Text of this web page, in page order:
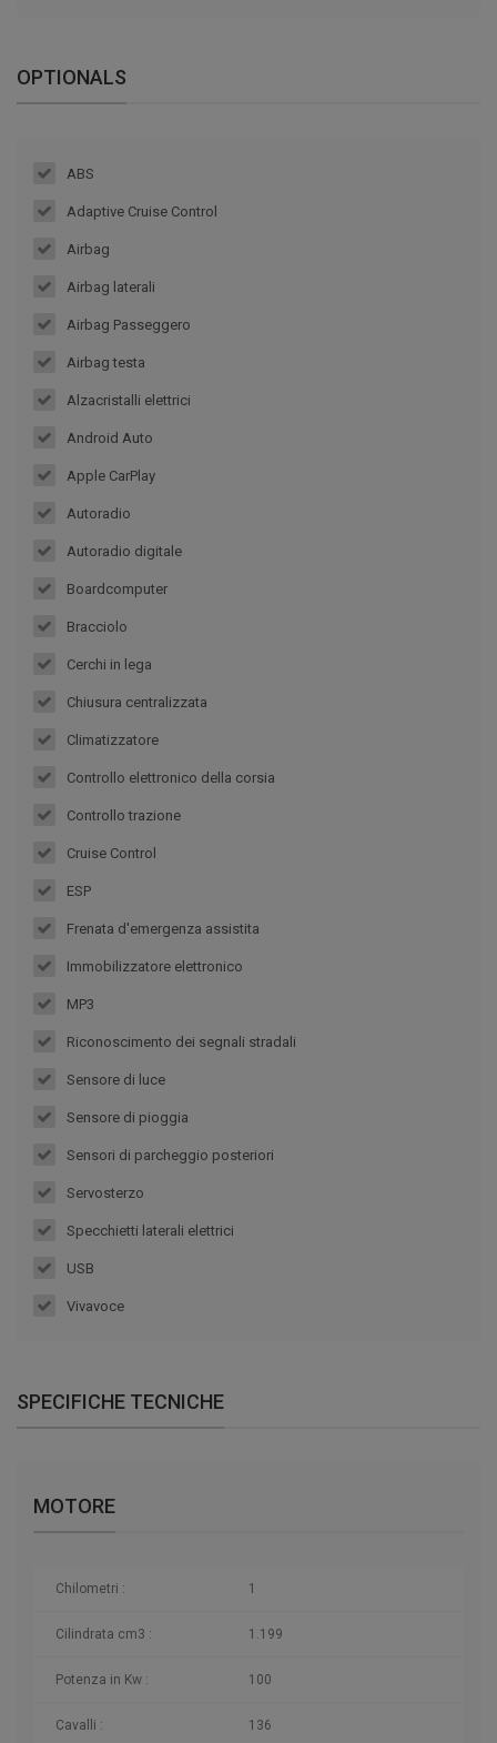
OPTIONALS
ABS
Adaptive Cruise Control
Airbag
Airbag laterali
Airbag Passeggero
Airbag testa
Alzacristalli elettrici
Android Auto
Apple CarPlay
Autoradio
Autoradio digitale
Boardcomputer
Bracciolo
Cerchi in lega
Chiusura centralizzata
Climatizzatore
Controllo elettronico della corsia
Controllo trazione
Cruise Control
ESP
Frenata d'emergenza assistita
Immobilizzatore elettronico
MP3
Riconoscimento dei segnali stradali
Sensore di luce
Sensore di pioggia
Sensori di parcheggio posteriori
Servosterzo
Specchietti laterali elettrici
USB
Vivavoce
SPECIFICHE TECNICHE
MOTORE
Chilometri : 1
Cilindrata cm3 : 1.199
Potenza in Kw : 100
Cavalli : 136